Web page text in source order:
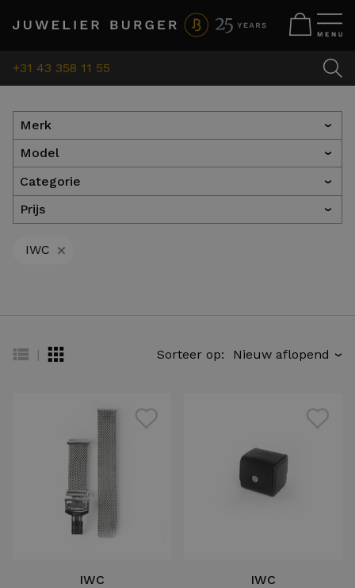
+31 43 358 11 55
Merk ›
Model ›
Categorie ›
Prijs ›
IWC +
| Sorteer op: ›
IWC IWC